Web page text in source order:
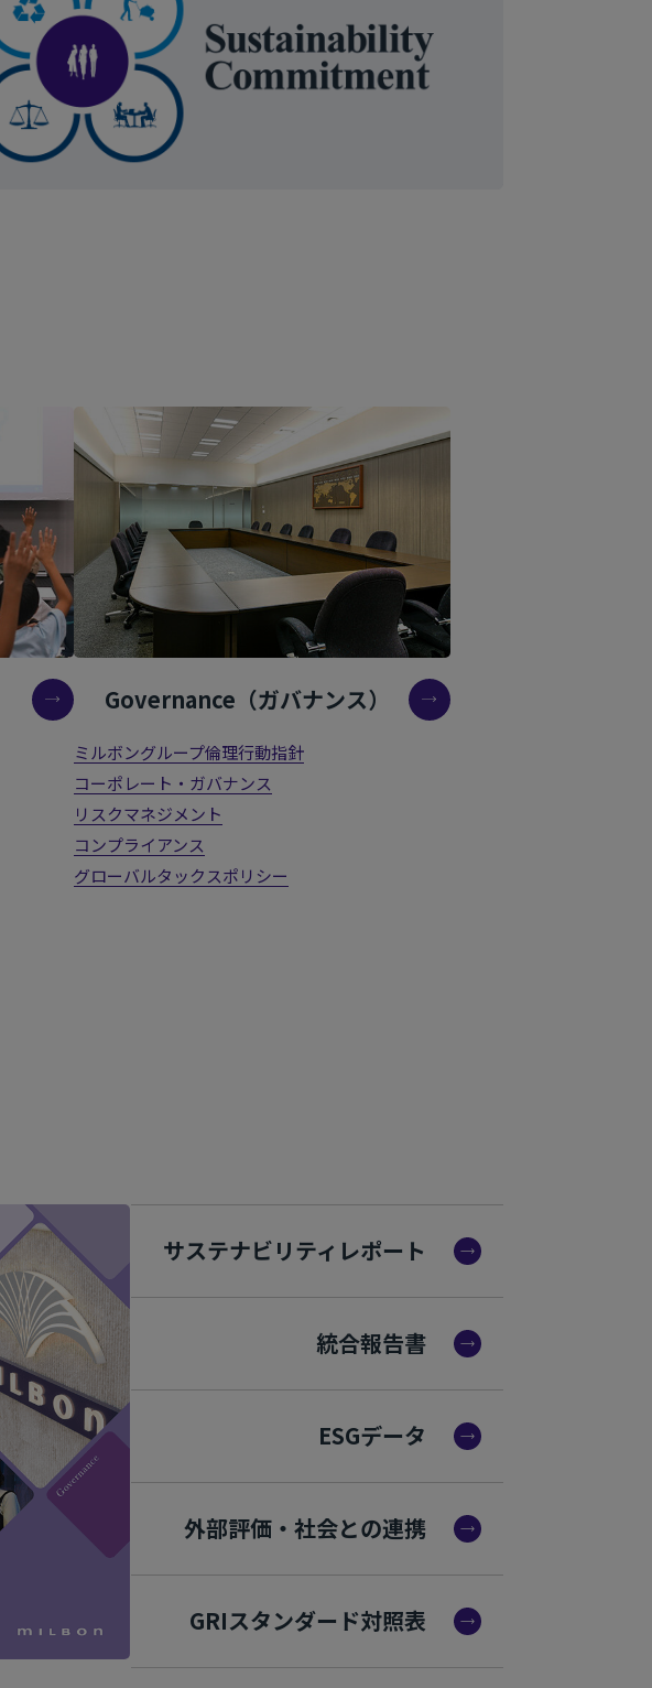
Governance（ガバナンス）
ミルボングループ倫理行動指針
コーポレート・ガバナンス
リスクマネジメント
コンプライアンス
グローバルタックスポリシー
サステナビリティレポート
統合報告書
ESGデータ
外部評価・社会との連携
GRIスタンダード対照表